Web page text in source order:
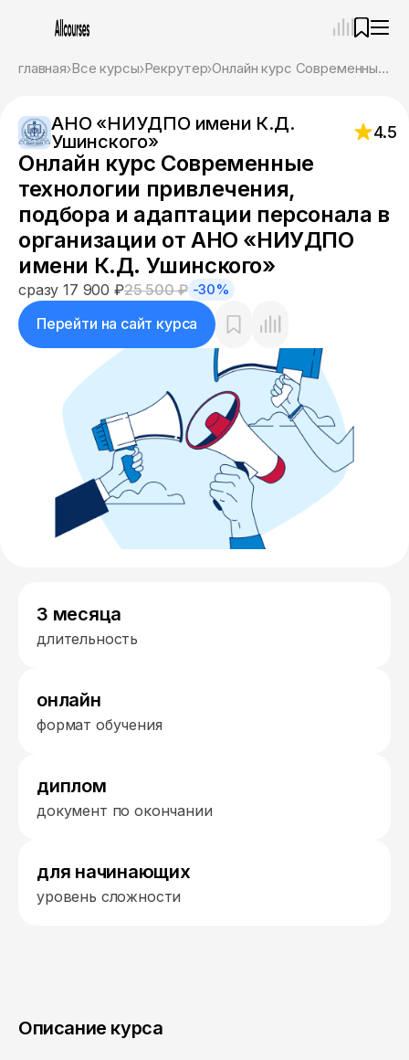
главная Все курсы Рекрутер Онлайн курс Современные технологии привлечения, подбора и адаптации персонала в организации от АНО «НИУДПО имени К.Д. Ушинского»
АНО «НИУДПО имени К.Д.
Ушинского»
4.5
Онлайн курс Современные
технологии привлечения,
подбора и адаптации персонала в
организации от АНО «НИУДПО
имени К.Д. Ушинского»
сразу 17 900 ₽25 500 ₽ -30%
Перейти на сайт курса
3 месяца
длительность
онлайн
формат обучения
диплом
документ по окончании
для начинающих
уровень сложности
Описание курса
Привет! Я Ваш карьерный навигатор. Подберу
курсы, которые соответствует именно вашим
целям.
Пожалуйста, ответьте на несколько вопросов,
чтобы начать.
Приступим?